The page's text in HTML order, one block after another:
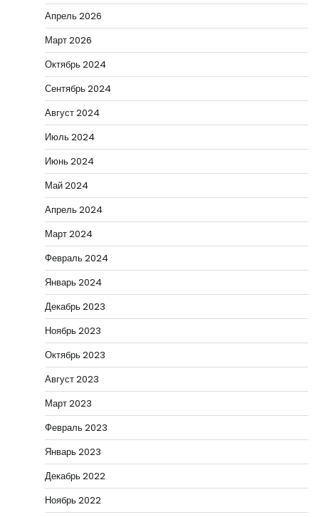
Апрель 2026
Март 2026
Октябрь 2024
Сентябрь 2024
Август 2024
Июль 2024
Июнь 2024
Май 2024
Апрель 2024
Март 2024
Февраль 2024
Январь 2024
Декабрь 2023
Ноябрь 2023
Октябрь 2023
Август 2023
Март 2023
Февраль 2023
Январь 2023
Декабрь 2022
Ноябрь 2022